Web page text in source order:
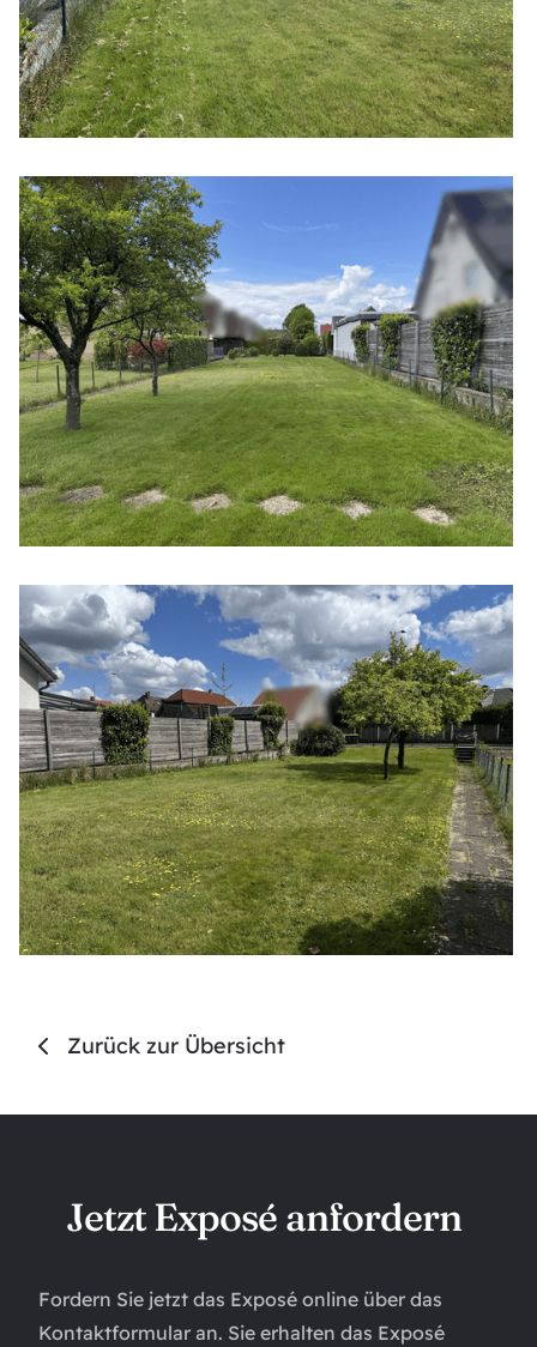
Zurück zur Übersicht
Jetzt Exposé anfordern
Fordern Sie jetzt das Exposé online über das
Kontaktformular an. Sie erhalten das Exposé